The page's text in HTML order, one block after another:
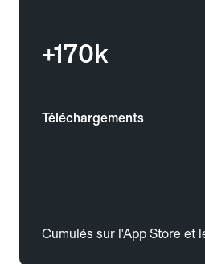
+170k
Téléchargements
Cumulés sur l'App Store et